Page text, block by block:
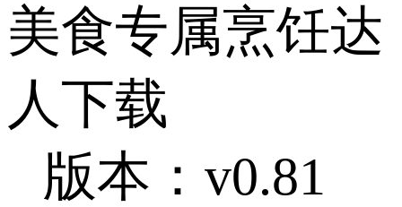
美食专属烹饪达
人下载
版本：v0.81